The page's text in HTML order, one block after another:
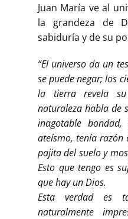
Juan María ve al
la grandeza de
sabiduría y de su
“El universo da un
se puede negar; los
la tierra revela
naturaleza habla de
inagotable
ateísmo, tenía razón
pajita del suelo y
Esto que tengo es
que hay un Dios.
Esta verdad es
naturalmente